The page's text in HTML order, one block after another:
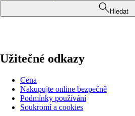
Hledat
Užitečné odkazy
Cena
Nakupujte online bezpečně
Podmínky používání
Soukromí a cookies